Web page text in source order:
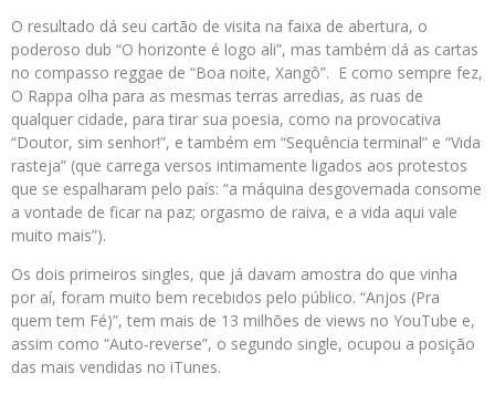
O resultado dá seu cartão de visita na faixa de abertura, o
poderoso dub “O horizonte é logo ali”, mas também dá as cartas
no compasso reggae de “Boa noite, Xangô”. E como sempre fez,
O Rappa olha para as mesmas terras arredias, as ruas de
qualquer cidade, para tirar sua poesia, como na provocativa
“Doutor, sim senhor!”, e também em “Sequência terminal” e “Vida
rasteja” (que carrega versos intimamente ligados aos protestos
que se espalharam pelo país: “a máquina desgovernada consome
a vontade de ficar na paz; orgasmo de raiva, e a vida aqui vale
muito mais”).
Os dois primeiros singles, que já davam amostra do que vinha
por aí, foram muito bem recebidos pelo público. “Anjos (Pra
quem tem Fé)”, tem mais de 13 milhões de views no YouTube e,
assim como “Auto-reverse”, o segundo single, ocupou a posição
das mais vendidas no iTunes.